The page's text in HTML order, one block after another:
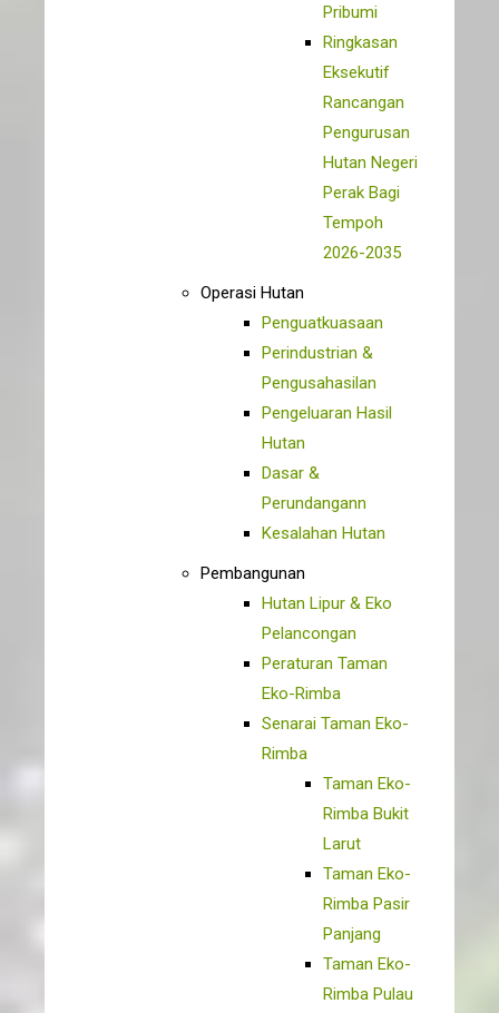
Pribumi
Ringkasan
Eksekutif
Rancangan
Pengurusan
Hutan Negeri
Perak Bagi
Tempoh
2026-2035
Operasi Hutan
Penguatkuasaan
Perindustrian &
Pengusahasilan
Pengeluaran Hasil
Hutan
Dasar &
Perundangann
Kesalahan Hutan
Pembangunan
Hutan Lipur & Eko
Pelancongan
Peraturan Taman
Eko-Rimba
Senarai Taman Eko-
Rimba
Taman Eko-
Rimba Bukit
Larut
Taman Eko-
Rimba Pasir
Panjang
Taman Eko-
Rimba Pulau